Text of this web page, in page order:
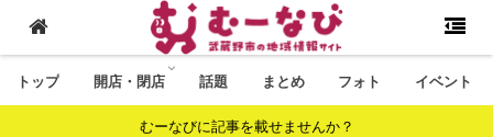
トップ 開店・閉店 話題 まとめ フォト イベント
むーなびに記事を載せませんか？